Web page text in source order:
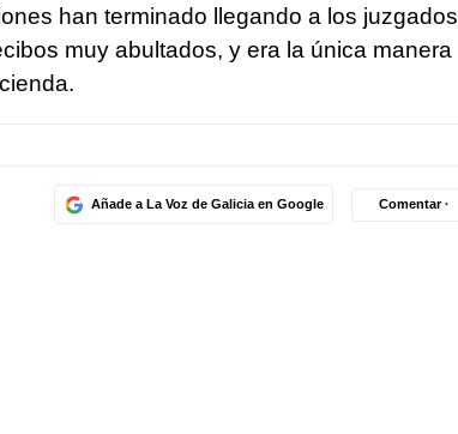
han terminado llegando a los juzgados
muy abultados, y era la única manera
Añade a La Voz de Galicia en Google Comentar ·